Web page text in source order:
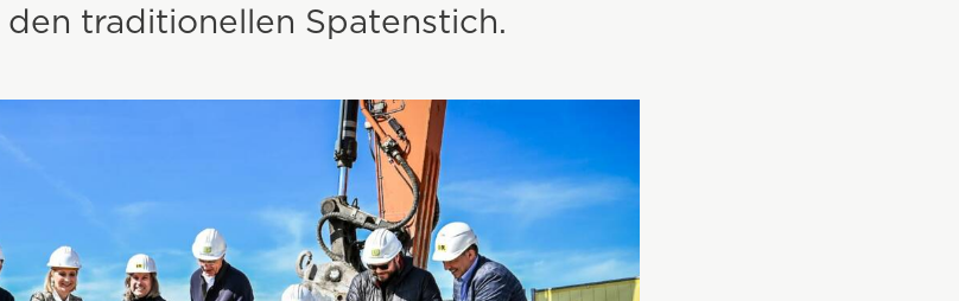
traditionellen Spatenstich.